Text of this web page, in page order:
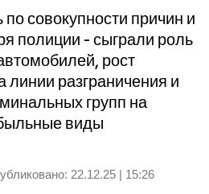
совокупности причин и
полиции - сыграли роль
рост
линии разграничения и
групп на
виды
22.12.25 | 15:26